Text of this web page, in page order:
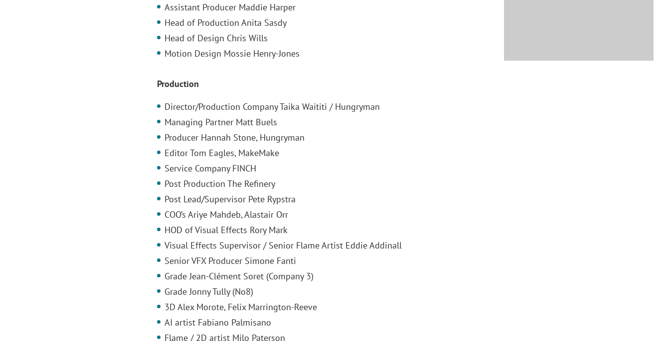
Assistant Producer Maddie Harper
Head of Production Anita Sasdy
Head of Design Chris Wills
Motion Design Mossie Henry-Jones
Production
Director/Production Company Taika Waititi / Hungryman
Managing Partner Matt Buels
Producer Hannah Stone, Hungryman
Editor Tom Eagles, MakeMake
Service Company FINCH
Post Production The Refinery
Post Lead/Supervisor Pete Rypstra
COO’s Ariye Mahdeb, Alastair Orr
HOD of Visual Effects Rory Mark
Visual Effects Supervisor / Senior Flame Artist Eddie Addinall
Senior VFX Producer Simone Fanti
Grade Jean-Clément Soret (Company 3)
Grade Jonny Tully (No8)
3D Alex Morote, Felix Marrington-Reeve
AI artist Fabiano Palmisano
Flame / 2D artist Milo Paterson